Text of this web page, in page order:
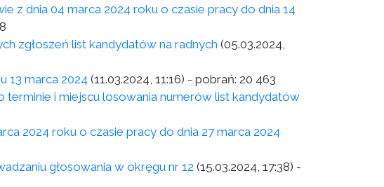
z dnia 04 marca 2024 roku o czasie pracy do dnia 14
zgłoszeń list kandydatów na radnych (05.03.2024,
13 marca 2024 (11.03.2024, 11:16) - pobrań: 20 463
i miejscu losowania numerów list kandydatów
2024 roku o czasie pracy do dnia 27 marca 2024
głosowania w okręgu nr 12 (15.03.2024, 17:38) -